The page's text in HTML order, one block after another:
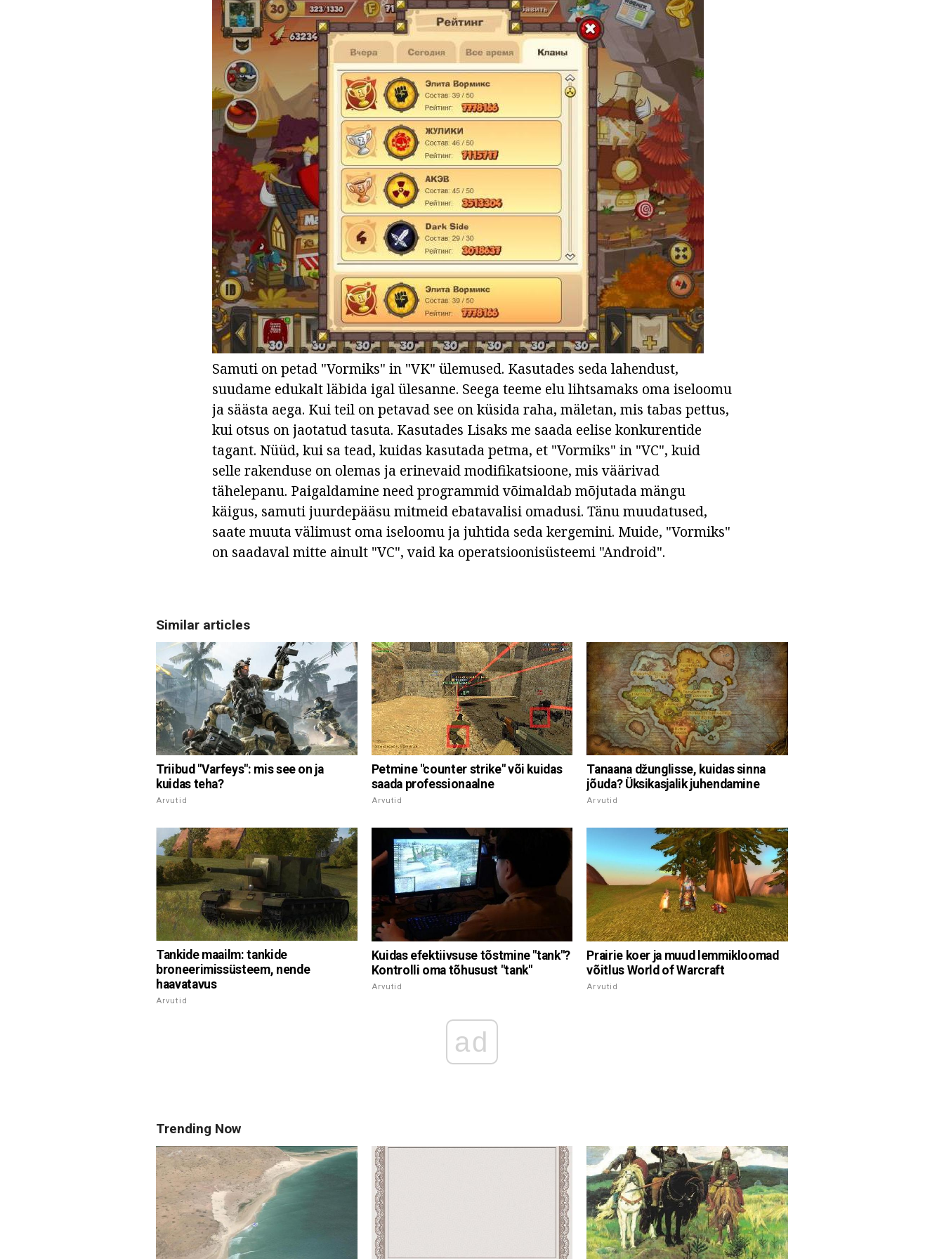
Samuti on petad "Vormiks" in "VK" ülemused. Kasutades seda lahendust,
suudame edukalt läbida igal ülesanne. Seega teeme elu lihtsamaks oma iseloomu
ja säästa aega. Kui teil on petavad see on küsida raha, mäletan, mis tabas pettus,
kui otsus on jaotatud tasuta. Kasutades Lisaks me saada eelise konkurentide
tagant. Nüüd, kui sa tead, kuidas kasutada petma, et "Vormiks" in "VC", kuid
selle rakenduse on olemas ja erinevaid modifikatsioone, mis väärivad
tähelepanu. Paigaldamine need programmid võimaldab mõjutada mängu
käigus, samuti juurdepääsu mitmeid ebatavalisi omadusi. Tänu muudatused,
saate muuta välimust oma iseloomu ja juhtida seda kergemini. Muide, "Vormiks"
on saadaval mitte ainult "VC", vaid ka operatsioonisüsteemi "Android".
Similar articles
Triibud "Varfeys": mis see on ja
kuidas teha?
Arvutid
Petmine "counter strike" või kuidas
saada professionaalne
Arvutid
Tanaana džunglisse, kuidas sinna
jõuda? Üksikasjalik juhendamine
Arvutid
Tankide maailm: tankide
broneerimissüsteem, nende
haavatavus
Arvutid
Kuidas efektiivsuse tõstmine "tank"?
Kontrolli oma tõhusust "tank"
Arvutid
Prairie koer ja muud lemmikloomad
võitlus World of Warcraft
Arvutid
ad
Trending Now